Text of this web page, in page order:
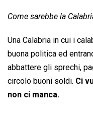
Come sarebbe la
Una Calabria in cui i
buona politica ed
abbattere gli sprechi,
circolo buoni soldi. Ci
non ci manca.